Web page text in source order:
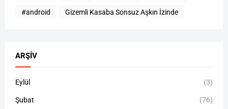
#android Gizemli Kasaba Sonsuz Aşkın İzinde
ARŞIV
Eylül (3)
Şubat (76)